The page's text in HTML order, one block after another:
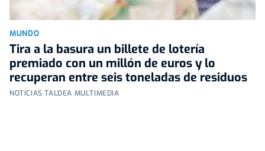
MUNDO
Tira a la basura un billete de lotería
premiado con un millón de euros y lo
recuperan entre seis toneladas de residuos
NOTICIAS TALDEA MULTIMEDIA